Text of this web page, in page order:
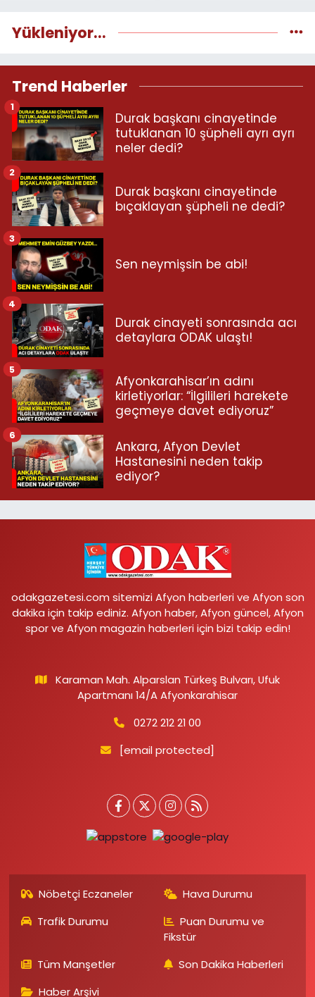
Yükleniyor...
Trend Haberler
Durak başkanı cinayetinde
tutuklanan 10 şüpheli ayrı ayrı
neler dedi?
1
Durak başkanı cinayetinde
bıçaklayan şüpheli ne dedi?
2
Sen neymişsin be abi!
3
Durak cinayeti sonrasında acı
detaylara ODAK ulaştı!
4
Afyonkarahisar’ın adını
kirletiyorlar: “İlgilileri harekete
geçmeye davet ediyoruz”
5
Ankara, Afyon Devlet
Hastanesini neden takip
ediyor?
6
odakgazetesi.com sitemizi Afyon haberleri ve Afyon son
dakika için takip ediniz. Afyon haber, Afyon güncel, Afyon
spor ve Afyon magazin haberleri için bizi takip edin!
Karaman Mah. Alparslan Türkeş Bulvarı, Ufuk
Apartmanı 14/A Afyonkarahisar
0272 212 21 00
[email protected]
Nöbetçi Eczaneler
Hava Durumu
Trafik Durumu
Puan Durumu ve
Fikstür
Tüm Manşetler
Son Dakika Haberleri
Haber Arşivi